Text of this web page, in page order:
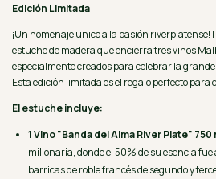
Edición Limitada
¡Un homenaje único a la pasión riverplatense!
estuche de madera que encierra tres vinos
especialmente creados para celebrar la
Esta edición limitada es el regalo perfecto
El estuche incluye:
1 Vino "Banda del Alma River Plate" 750
millonaria, donde el 50% de su esencia
barricas de roble francés de segundo y